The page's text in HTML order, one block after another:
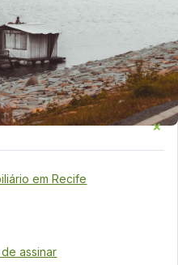
+
em Recife
assinar